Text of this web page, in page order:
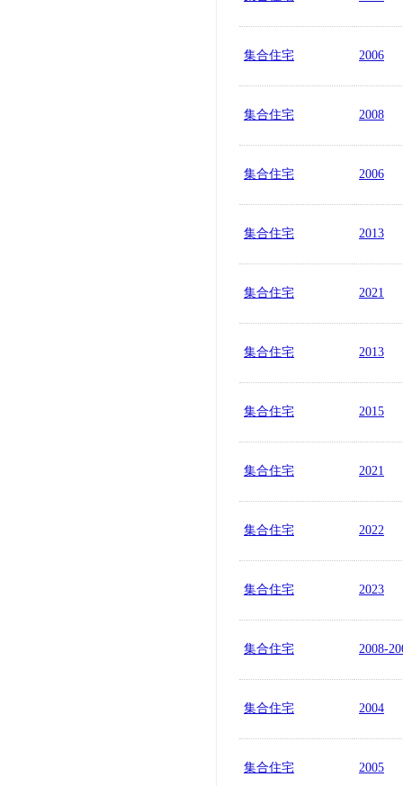
集合住宅 2006
集合住宅 2008
集合住宅 2006
集合住宅 2013
集合住宅 2021
集合住宅 2013
集合住宅 2015
集合住宅 2021
集合住宅 2022
集合住宅 2023
集合住宅 2008-
集合住宅 2004
集合住宅 2005